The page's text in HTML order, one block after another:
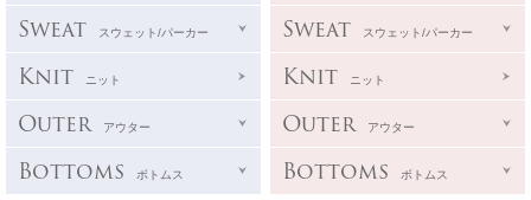
Sweat スウェット/パーカー
Knit ニット
Outer アウター
Bottoms ボトムス
Sweat スウェット/パーカー
Knit ニット
Outer アウター
Bottoms ボトムス